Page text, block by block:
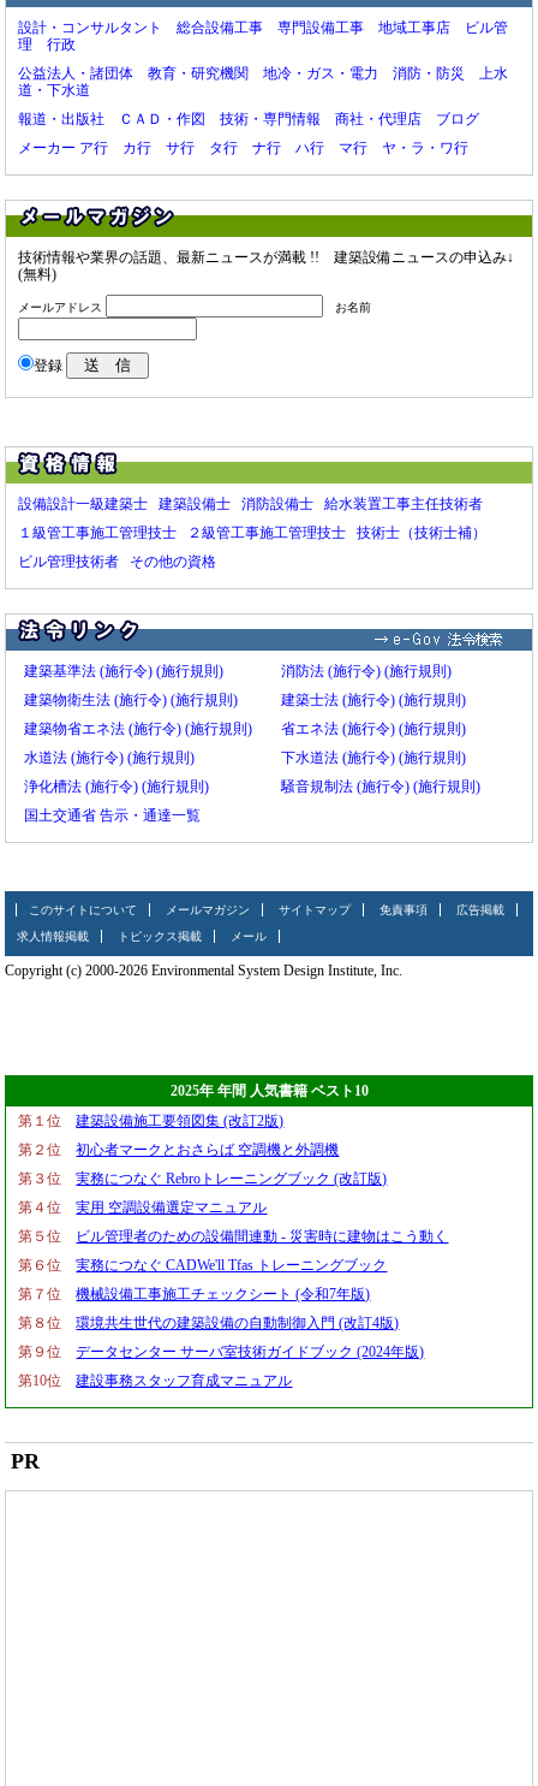
5/11西部ガス：既存オフィスのZEB化、ZEB（最上位区分）認証を取得
5/11ダイキン工業： 使用済み業務用空調機の回収・再資源化に向けた取組みを開始
5/11国交省：「省CO2先導プロジェクト2026」の提案募集を開始します
5/8ステージア：
5/8第一工業：サイバー攻撃による被害の発生について(第三報)、個人情報関連
5/7大成建設：協力会社への支払条件の見直しについて、支払サイト最大80日短縮
5/1ファミリーマート：空調室外機への遮熱塗装を約3000店舗へ実施
5/1アサダ：充電式排水管清掃機「ドレンクリーナSB75」新発売
設計・コンサルタント 総合設備工事 専門設備工事 地域工事店
ビル管
理
行政
公益法人・諸団体
教育・研究機関 地冷・ガス・電力 消防・防災
上水
道・下水道
報道・出版社
ＣＡＤ・作図 技術・専門情報 商社・代理店
ブログ
メーカー ア行
カ行 サ行 タ行 ナ行 ハ行 マ行 ヤ・ラ・ワ行
技術情報や業界の話題、最新ニュースが満載 !! 建築設備ニュースの申込み↓
(無料)
メールアドレス お名前
登録
設備設計一級建築士 建築設備士 消防設備士
給水装置工事主任技術者
１級管工事施工管理技士
２級管工事施工管理技士
技術士（技術士補）
ビル管理技術者
その他の資格
建築基準法 (施行令) (施行規則) 消防法 (施行令) (施行規則)
建築物衛生法 (施行令) (施行規則) 建築士法 (施行令) (施行規則)
建築物省エネ法 (施行令) (施行規則) 省エネ法 (施行令) (施行規則)
水道法 (施行令) (施行規則) 下水道法 (施行令) (施行規則)
浄化槽法 (施行令) (施行規則) 騒音規制法 (施行令) (施行規則)
国土交通省 告示・通達一覧
このサイトについて メールマガジン サイトマップ 免責事項
広告掲載
求人情報掲載
トピックス掲載 メール
Copyright (c) 2000-2026 Environmental System Design Institute, Inc.
2025年 年間 人気書籍 ベスト10
第１位建築設備施工要領図集 (改訂2版)
第２位初心者マークとおさらば 空調機と外調機
第３位実務につなぐ Rebroトレーニングブック (改訂版)
第４位実用 空調設備選定マニュアル
第５位
ビル管理者のための設備間連動 - 災害時に建物はこう動く
第６位実務につなぐ CADWe'll Tfas トレーニングブック
第７位機械設備工事施工チェックシート (令和7年版)
第８位環境共生世代の建築設備の自動制御入門 (改訂4版)
第９位データセンター サーバ室技術ガイドブック (2024年版)
第10位建設事務スタッフ育成マニュアル
PR